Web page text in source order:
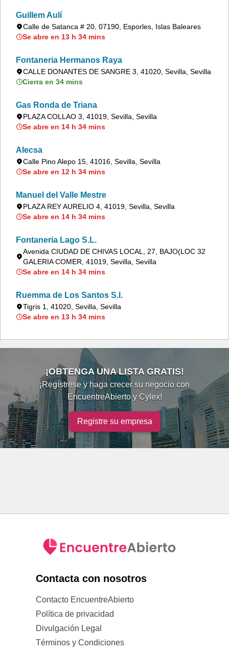
Guillem Aulí
Calle de Satanca # 20, 07190, Esporles, Islas Baleares
Se abre en 13 h 34 mins
Fontaneria Hermanos Raya
CALLE DONANTES DE SANGRE 3, 41020, Sevilla, Sevilla
Cierra en 34 mins
Gas Ronda de Triana
PLAZA COLLAO 3, 41019, Sevilla, Sevilla
Se abre en 14 h 34 mins
Alecsa
Calle Pino Alepo 15, 41016, Sevilla, Sevilla
Se abre en 12 h 34 mins
Manuel del Valle Mestre
PLAZA REY AURELIO 4, 41019, Sevilla, Sevilla
Se abre en 14 h 34 mins
Fontaneria Lago S.L.
Avenida CIUDAD DE CHIVAS LOCAL, 27, BAJO(LOC 32
GALERIA COMER, 41019, Sevilla, Sevilla
Se abre en 14 h 34 mins
Ruemma de Los Santos S.l.
Tigris 1, 41020, Sevilla, Sevilla
Se abre en 13 h 34 mins
¡OBTENGA UNA LISTA GRATIS!
¡Regístrese y haga crecer su negocio con
EncuentreAbierto y Cylex!
Registre su empresa
Contacta con nosotros
Contacto EncuentreAbierto
Política de privacidad
Divulgación Legal
Términos y Condiciones